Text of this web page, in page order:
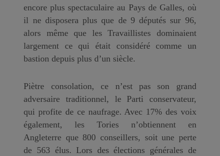
encore plus spectaculaire au Pays de Galles, où
il ne disposera plus que de 9 députés sur 96,
alors même que les Travaillistes dominaient
largement ce qui était considéré comme un
bastion depuis plus d’un siècle.
Piètre consolation, ce n’est pas son grand
adversaire traditionnel, le Parti conservateur,
qui profite de ce naufrage. Avec 17% des voix
également, les Tories n’obtiennent en
Angleterre que 800 conseillers, soit une perte
de 563 élus. Lors des élections générales de